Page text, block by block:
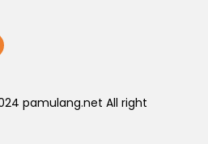
pamulang.net All right